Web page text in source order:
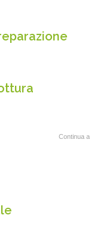
Continua